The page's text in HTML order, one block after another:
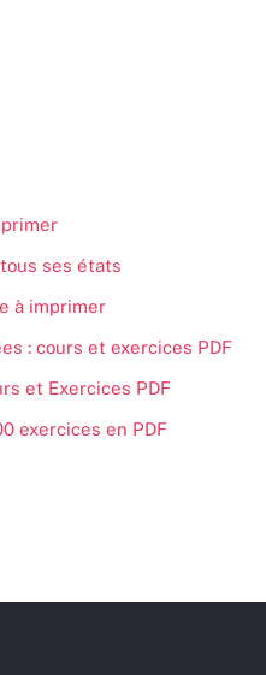
tous ses états
à imprimer
: cours et exercices PDF
et Exercices PDF
exercices en PDF